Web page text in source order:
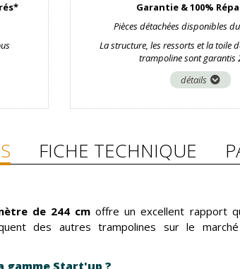
Garantie & 100%
Pièces détachées disponibles
La structure, les ressorts et la toile
trampoline sont garantis
détails
FICHE TECHNIQUE
de 244 cm offre un excellent rapport
des autres trampolines sur le